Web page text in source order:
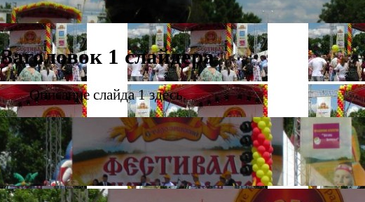
Заголовок 1 слайдера
Описание слайда 1 здесь.